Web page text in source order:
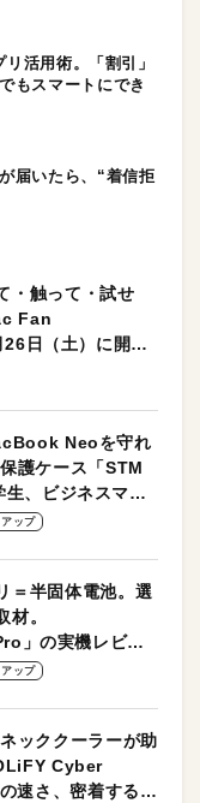
活用術。「割引」
もスマートにでき
届いたら、“着信拒
・触って・試せ
Fan
日（土）に開催
Neoを守れ
護ケース「STM
、ビジネスマン
！
アップ
＝半固体電池。選
材。
」の実機レビュ
アップ
ッククーラーが助
Cyber
速さ、密着する冷